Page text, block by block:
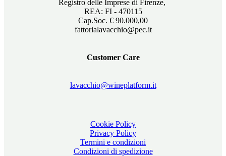
Registro delle Imprese di Firenze,
REA: FI - 470115
Cap.Soc. € 90.000,00
fattorialavacchio@pec.it
Customer Care
lavacchio@wineplatform.it
Cookie Policy
Privacy Policy
Termini e condizioni
Condizioni di spedizione